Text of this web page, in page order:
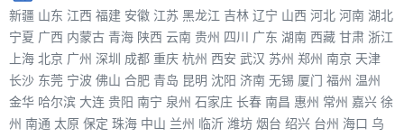
新疆 山东 江西 福建 安徽 江苏 黑龙江 吉林 辽宁 山西 河北 河南 湖北
宁夏 广西 内蒙古 青海 陕西 云南 贵州 四川 广东 湖南 西藏 甘肃 浙江
上海 北京 广州 深圳 成都 重庆 杭州 西安 武汉 苏州 郑州 南京 天津
长沙 东莞 宁波 佛山 合肥 青岛 昆明 沈阳 济南 无锡 厦门 福州 温州
金华 哈尔滨 大连 贵阳 南宁 泉州 石家庄 长春 南昌 惠州 常州 嘉兴 徐
州 南通 太原 保定 珠海 中山 兰州 临沂 潍坊 烟台 绍兴 台州 海口 乌